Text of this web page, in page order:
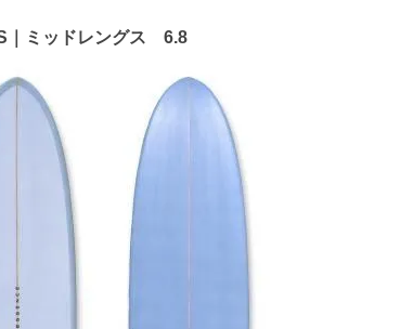
｜ミッドレングス 6.8